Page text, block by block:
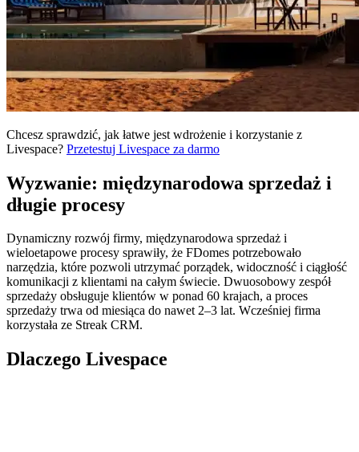
Chcesz sprawdzić, jak łatwe jest wdrożenie i korzystanie z
Livespace? Przetestuj Livespace za darmo
Wyzwanie: międzynarodowa sprzedaż i
długie procesy
Dynamiczny rozwój firmy, międzynarodowa sprzedaż i
wieloetapowe procesy sprawiły, że FDomes potrzebowało
narzędzia, które pozwoli utrzymać porządek, widoczność i ciągłość
komunikacji z klientami na całym świecie. Dwuosobowy zespół
sprzedaży obsługuje klientów w ponad 60 krajach, a proces
sprzedaży trwa od miesiąca do nawet 2–3 lat. Wcześniej firma
korzystała ze Streak CRM.
Dlaczego Livespace